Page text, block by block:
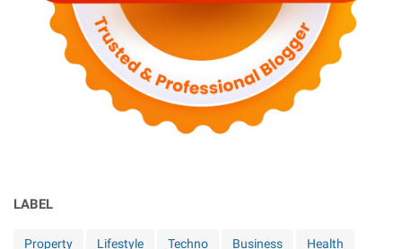
LABEL
Property Lifestyle Techno Business Health